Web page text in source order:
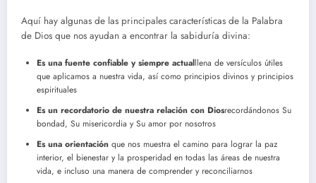
Aquí hay algunas de las principales características de la Palabra
de Dios que nos ayudan a encontrar la sabiduría divina:
Es una fuente confiable y siempre actualllena de versículos útiles
que aplicamos a nuestra vida, así como principios divinos y principios
espirituales
Es un recordatorio de nuestra relación con Diosrecordándonos Su
bondad, Su misericordia y Su amor por nosotros
Es una orientación que nos muestra el camino para lograr la paz
interior, el bienestar y la prosperidad en todas las áreas de nuestra
vida, e incluso una manera de comprender y reconciliarnos